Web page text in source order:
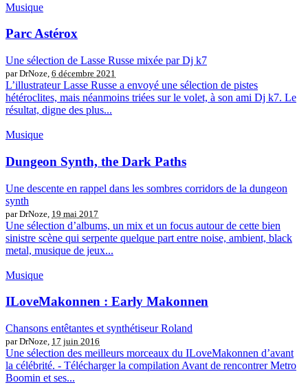
Musique
Parc Astérox
Une sélection de Lasse Russe mixée par Dj k7
par DrNoze, 6 décembre 2021
L’illustrateur Lasse Russe a envoyé une sélection de pistes
hétéroclites, mais néanmoins triées sur le volet, à son ami Dj k7. Le
résultat, digne des plus...
Musique
Dungeon Synth, the Dark Paths
Une descente en rappel dans les sombres corridors de la dungeon
synth
par DrNoze, 19 mai 2017
Une sélection d’albums, un mix et un focus autour de cette bien
sinistre scène qui serpente quelque part entre noise, ambient, black
metal, musique de jeux...
Musique
ILoveMakonnen : Early Makonnen
Chansons entêtantes et synthétiseur Roland
par DrNoze, 17 juin 2016
Une sélection des meilleurs morceaux du ILoveMakonnen d’avant
la célébrité. - Télécharger la compilation Avant de rencontrer Metro
Boomin et ses...